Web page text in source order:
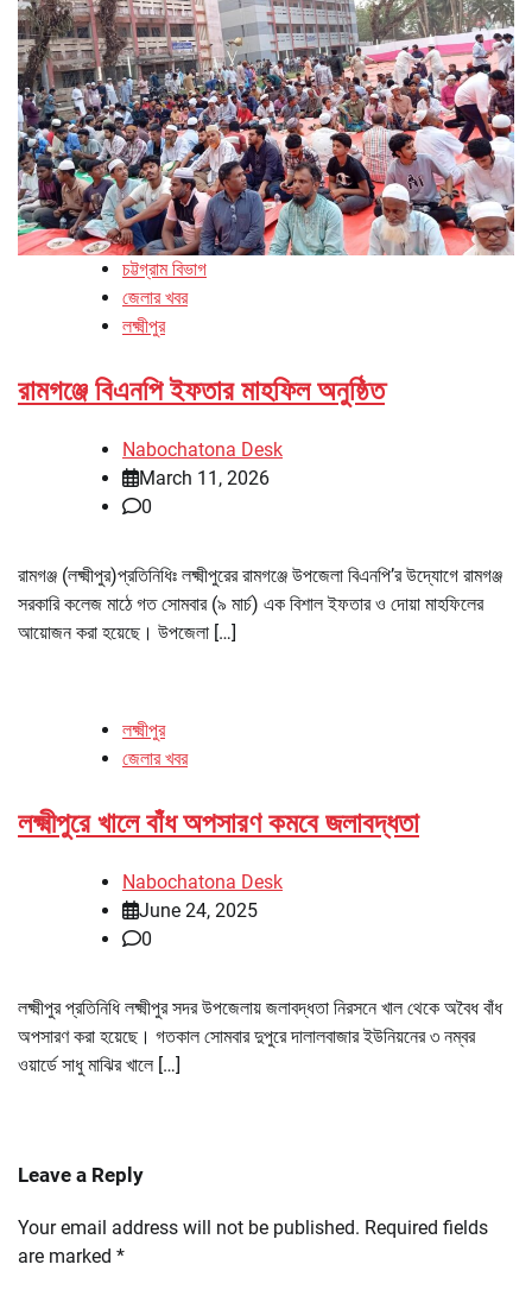
চট্টগ্রাম বিভাগ
জেলার খবর
লক্ষ্মীপুর
রামগঞ্জে বিএনপি ইফতার মাহফিল অনুষ্ঠিত
Nabochatona Desk
March 11, 2026
0
রামগঞ্জ (লক্ষ্মীপুর)প্রতিনিধিঃ লক্ষ্মীপুরের রামগঞ্জে উপজেলা বিএনপি’র উদ্যোগে রামগঞ্জ
সরকারি কলেজ মাঠে গত সোমবার (৯ মার্চ) এক বিশাল ইফতার ও দোয়া মাহফিলের
আয়োজন করা হয়েছে। উপজেলা […]
লক্ষ্মীপুর
জেলার খবর
লক্ষ্মীপুরে খালে বাঁধ অপসারণ কমবে জলাবদ্ধতা
Nabochatona Desk
June 24, 2025
0
লক্ষ্মীপুর প্রতিনিধি লক্ষ্মীপুর সদর উপজেলায় জলাবদ্ধতা নিরসনে খাল থেকে অবৈধ বাঁধ
অপসারণ করা হয়েছে। গতকাল সোমবার দুপুরে দালালবাজার ইউনিয়নের ৩ নম্বর
ওয়ার্ডে সাধু মাঝির খালে […]
Leave a Reply
Your email address will not be published. Required fields
are marked *